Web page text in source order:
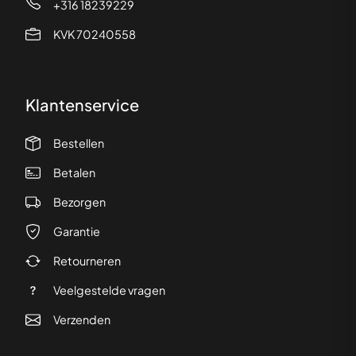
+316 18239229
KVK 70240558
Klantenservice
Bestellen
Betalen
Bezorgen
Garantie
Retourneren
Veelgestelde vragen
Verzenden